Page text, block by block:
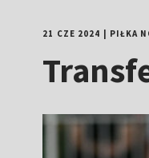
21 CZE 2024 PIŁKA